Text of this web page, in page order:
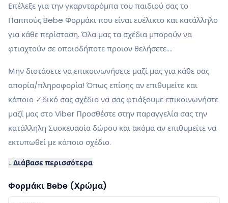
Επέλεξε για την γκαρνταρόμπα του παιδιού σας το
Παππούς Bebe Φορμάκι που είναι ευέλικτο και κατάλληλο
για κάθε περίσταση. Όλα μας τα σχέδια μπορούν να
φτιαχτούν σε οποιοδήποτε προιον θελήσετε….
Μην διστάσετε να επικοινωνήσετε μαζί μας για κάθε σας
απορία/πληροφορία! Όπως επίσης αν επιθυμείτε και
κάποιο ✓δικό σας σχέδιο να σας φτιάξουμε επικοινωνήστε
μαζί μας στο Viber Προσθέστε στην παραγγελία σας την
κατάλληλη Συσκευασία δώρου και ακόμα αν επιθυμείτε να
εκτυπωθεί με κάποιο σχέδιο.
↓ Διάβασε περισσότερα
Φορμάκι Bebe (Χρώμα)